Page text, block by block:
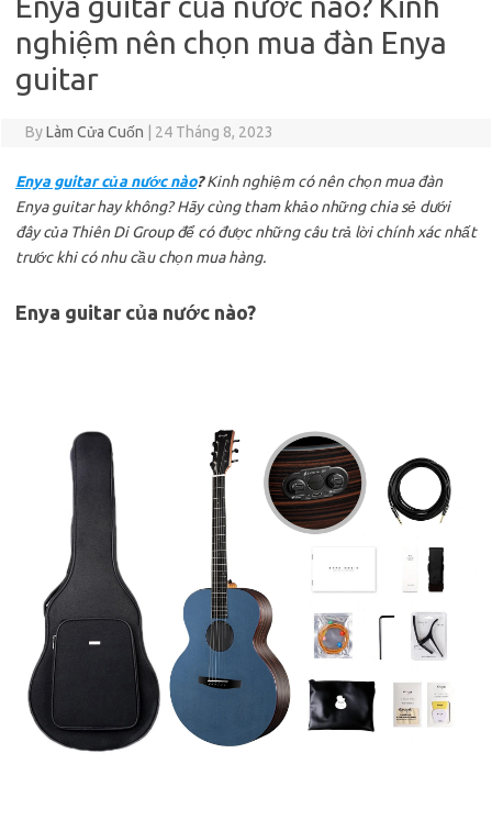
nghiệm nên chọn mua đàn Enya
guitar
ByLàm Cửa Cuốn 24 Tháng 8, 2023
Enya guitar của nước nào?Kinh nghiệm có nên chọn mua đàn
Enya guitar hay không? Hãy cùng tham khảo những chia sẻ dưới
đây của Thiên Di Group để có được những câu trả lời chính xác nhất
trước khi có nhu cầu chọn mua hàng.
Enya guitar của nước nào?